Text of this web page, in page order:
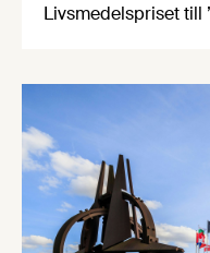
Livsmedelspriset till
förutsättningar för
nominera en eller
april! Bland de
kommer en jury …